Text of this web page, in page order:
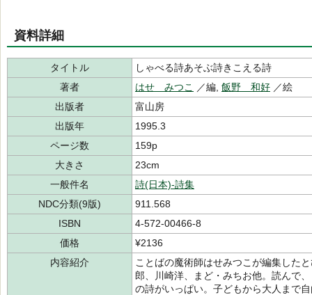
資料詳細
タイトル
しゃべる詩あそぶ詩きこえる詩
著者
はせ みつこ ／編, 飯野 和好 ／絵
出版者
富山房
出版年
1995.3
ページ数
159p
大きさ
23cm
一般件名
詩(日本)-詩集
NDC分類(9版)
911.568
ISBN
4-572-00466-8
価格
¥2136
内容紹介
ことばの魔術師はせみつこが編集した
郎、川崎洋、まど・みちお他。読んで
の詩がいっぱい。子どもから大人まで